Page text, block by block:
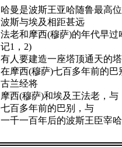
哈曼是波斯王亚哈随鲁最高
波斯与埃及相距甚远
法老和摩西(穆萨)的年代早
记1，2)
有人要建造一座塔顶通天的
在摩西(穆萨)七百多年前的巴
古兰经将
摩西(穆萨)和埃及王法老，与
七百多年前的巴别，与
一千一百年后的波斯王臣宰